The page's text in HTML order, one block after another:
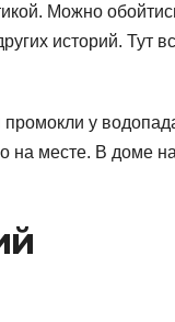
Можно
историй. Тут
у
месте. В доме